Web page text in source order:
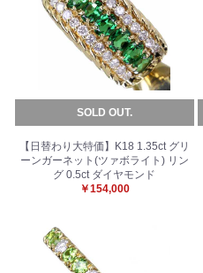
SOLD OUT.
【日替わり大特価】K18 1.35ct グリ
ーンガーネット(ツァボライト) リン
グ 0.5ct ダイヤモンド
￥154,000